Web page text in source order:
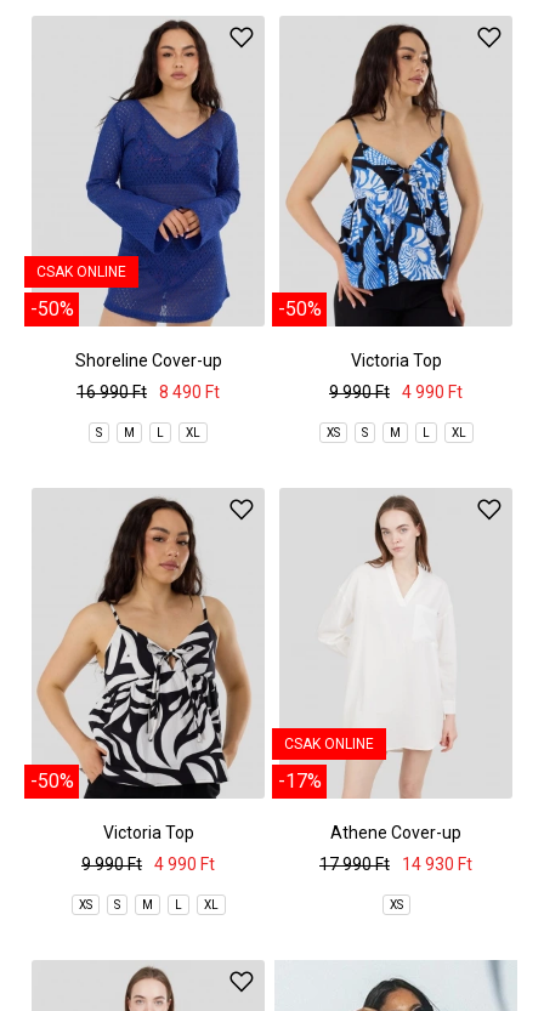
CSAK ONLINE
-50%
Shoreline Cover-up
16 990 Ft
8 490 Ft
S M L XL
-50%
Victoria Top
9 990 Ft
4 990 Ft
XS S M L XL
-50%
Victoria Top
9 990 Ft
4 990 Ft
XS S M L XL
CSAK ONLINE
-17%
Athene Cover-up
17 990 Ft
14 930 Ft
XS